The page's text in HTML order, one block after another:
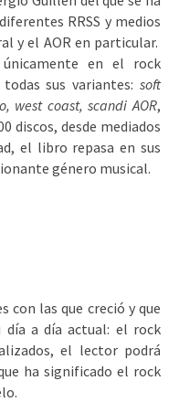
RRSS y medios
y el AOR en particular.
en el rock
sus variantes: soft
west coast, scandi AOR,
discos, desde mediados
el libro repasa en sus
género musical.
con las que creció y que
día a día actual: el rock
el lector podrá
ha significado el rock